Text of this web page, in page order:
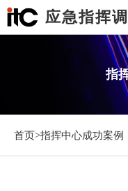
应急指挥
指
首页>指挥中心成功案例